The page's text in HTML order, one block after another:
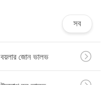
সব
বয়লার জোন ভালভ